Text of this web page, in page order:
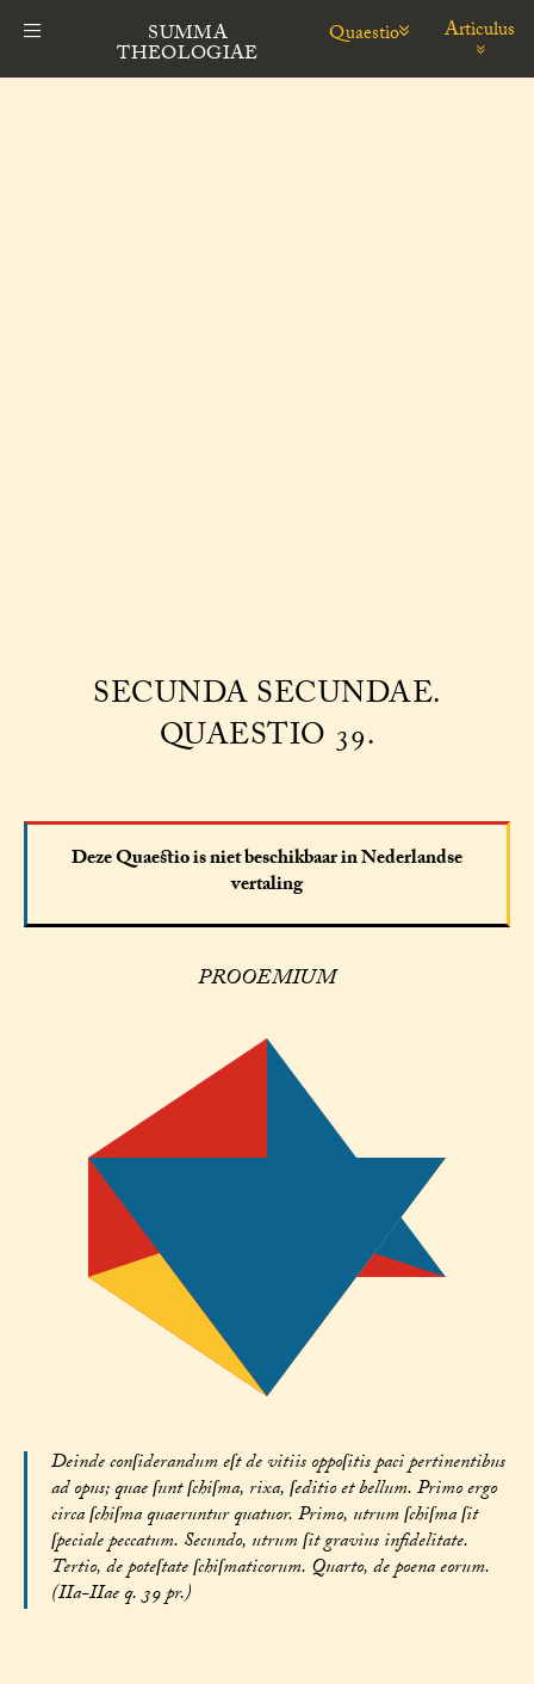
SUMMA
THEOLOGIAE
Quaestio Articulus
SECUNDA SECUNDAE.
QUAESTIO 39.
Deze Quaestio is niet beschikbaar in Nederlandse
vertaling
PROOEMIUM
Deinde conſiderandum eſt de vitiis oppoſitis paci pertinentibus
ad opus; quae ſunt ſchiſma, rixa, ſeditio et bellum. Primo ergo
circa ſchiſma quaeruntur quatuor. Primo, utrum ſchiſma ſit
ſpeciale peccatum. Secundo, utrum ſit gravius infidelitate.
Tertio, de poteſtate ſchiſmaticorum. Quarto, de poena eorum.
(IIa-IIae q. 39 pr.)